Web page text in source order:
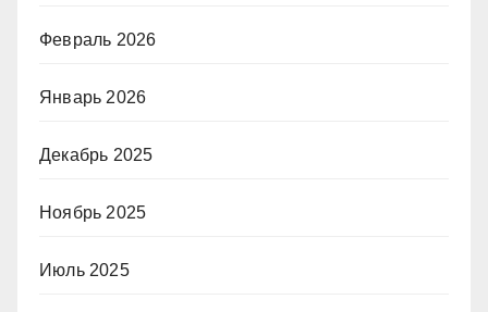
Февраль 2026
Январь 2026
Декабрь 2025
Ноябрь 2025
Июль 2025